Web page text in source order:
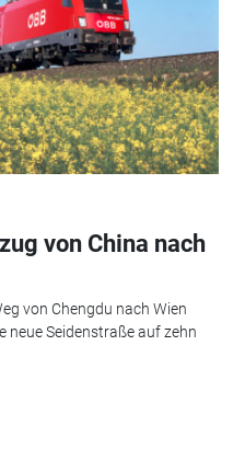
von China nach
von Chengdu nach Wien
neue Seidenstraße auf zehn